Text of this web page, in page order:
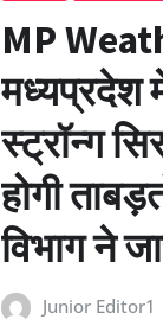
MP
मध्यप्रदेश
स्ट्रॉन्ग
होगी
विभाग ने
Junior Editor1